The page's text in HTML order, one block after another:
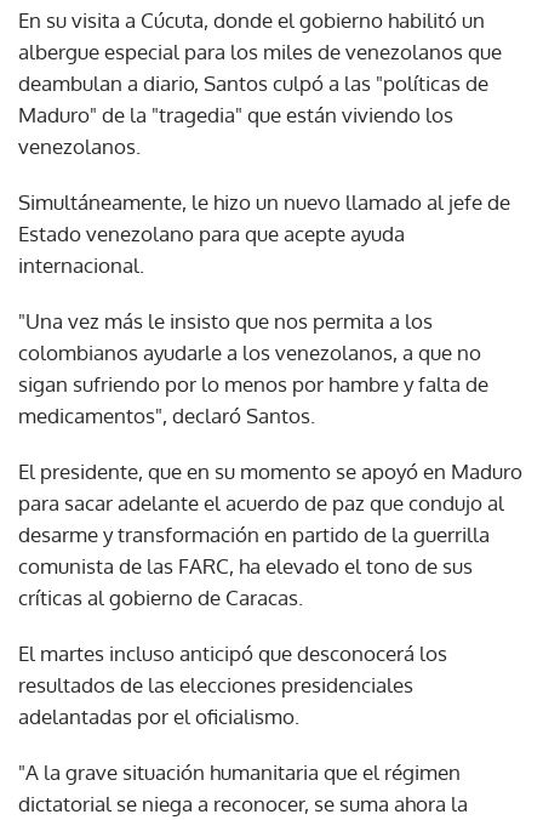
En su visita a Cúcuta, donde el gobierno habilitó un
albergue especial para los miles de venezolanos que
deambulan a diario, Santos culpó a las "políticas de
Maduro" de la "tragedia" que están viviendo los
venezolanos.
Simultáneamente, le hizo un nuevo llamado al jefe de
Estado venezolano para que acepte ayuda
internacional.
"Una vez más le insisto que nos permita a los
colombianos ayudarle a los venezolanos, a que no
sigan sufriendo por lo menos por hambre y falta de
medicamentos", declaró Santos.
El presidente, que en su momento se apoyó en Maduro
para sacar adelante el acuerdo de paz que condujo al
desarme y transformación en partido de la guerrilla
comunista de las FARC, ha elevado el tono de sus
críticas al gobierno de Caracas.
El martes incluso anticipó que desconocerá los
resultados de las elecciones presidenciales
adelantadas por el oficialismo.
"A la grave situación humanitaria que el régimen
dictatorial se niega a reconocer, se suma ahora la